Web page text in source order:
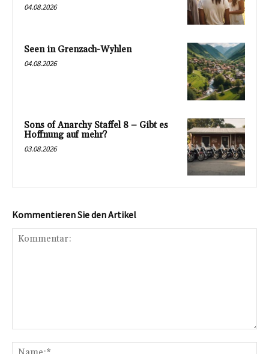
04.08.2026
Seen in Grenzach-Wyhlen
04.08.2026
Sons of Anarchy Staffel 8 – Gibt es
Hoffnung auf mehr?
03.08.2026
Kommentieren Sie den Artikel